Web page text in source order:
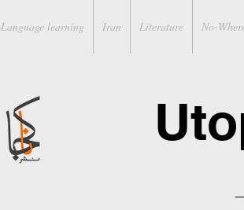
Language learning Iran Literature No-